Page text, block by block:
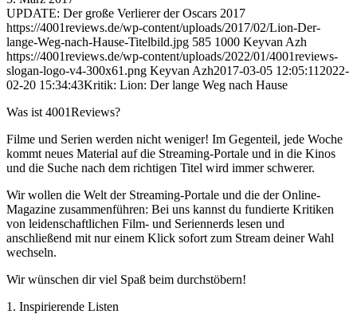
UPDATE: Der große Verlierer der Oscars 2017
https://4001reviews.de/wp-content/uploads/2017/02/Lion-Der-
lange-Weg-nach-Hause-Titelbild.jpg 585 1000 Keyvan Azh
https://4001reviews.de/wp-content/uploads/2022/01/4001reviews-
slogan-logo-v4-300x61.png Keyvan Azh2017-03-05 12:05:11 2022-
02-20 15:34:43Kritik: Lion: Der lange Weg nach Hause
Was ist 4001Reviews?
Filme und Serien werden nicht weniger! Im Gegenteil, jede Woche
kommt neues Material auf die Streaming-Portale und in die Kinos
und die Suche nach dem richtigen Titel wird immer schwerer.
Wir wollen die Welt der Streaming-Portale und die der Online-
Magazine zusammenführen: Bei uns kannst du fundierte Kritiken
von leidenschaftlichen Film- und Seriennerds lesen und
anschließend mit nur einem Klick sofort zum Stream deiner Wahl
wechseln.
Wir wünschen dir viel Spaß beim durchstöbern!
1. Inspirierende Listen